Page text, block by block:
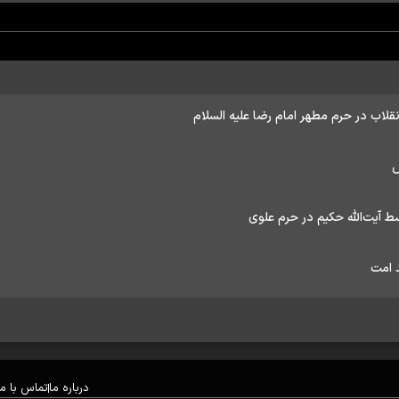
در حرم مطهر امام رضا علیه السلام
آیت‌الله حکیم در حرم علوی
امت
درباره ماتماس با